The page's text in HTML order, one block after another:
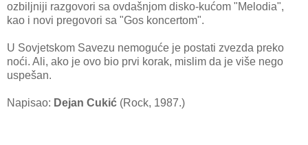
ozbiljniji razgovori sa ovdašnjom disko-kućom "Melodia",
kao i novi pregovori sa "Gos koncertom".
U Sovjetskom Savezu nemoguće je postati zvezda preko
noći. Ali, ako je ovo bio prvi korak, mislim da je više nego
uspešan.
Napisao: Dejan Cukić (Rock, 1987.)